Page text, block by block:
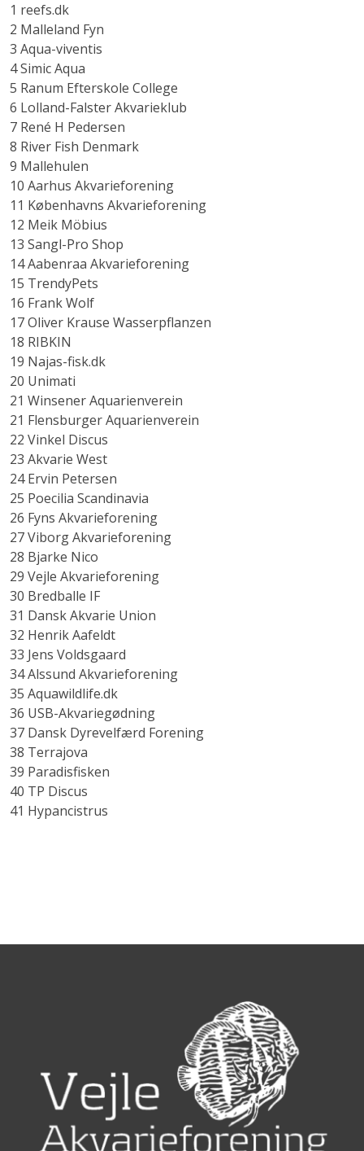
1 reefs.dk
2 Malleland Fyn
3 Aqua-viventis
4 Simic Aqua
5 Ranum Efterskole College
6 Lolland-Falster Akvarieklub
7 René H Pedersen
8 River Fish Denmark
9 Mallehulen
10 Aarhus Akvarieforening
11 Københavns Akvarieforening
12 Meik Möbius
13 Sangl-Pro Shop
14 Aabenraa Akvarieforening
15 TrendyPets
16 Frank Wolf
17 Oliver Krause Wasserpflanzen
18 RIBKIN
19 Najas-fisk.dk
20 Unimati
21 Winsener Aquarienverein
21 Flensburger Aquarienverein
22 Vinkel Discus
23 Akvarie West
24 Ervin Petersen
25 Poecilia Scandinavia
26 Fyns Akvarieforening
27 Viborg Akvarieforening
28 Bjarke Nico
29 Vejle Akvarieforening
30 Bredballe IF
31 Dansk Akvarie Union
32 Henrik Aafeldt
33 Jens Voldsgaard
34 Alssund Akvarieforening
35 Aquawildlife.dk
36 USB-Akvariegødning
37 Dansk Dyrevelfærd Forening
38 Terrajova
39 Paradisfisken
40 TP Discus
41 Hypancistrus